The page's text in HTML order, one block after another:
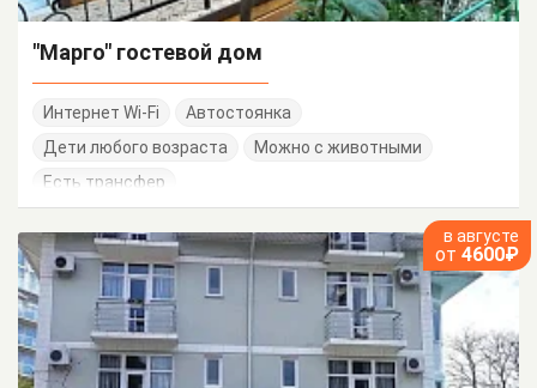
"Марго" гостевой дом
Интернет Wi-Fi
Автостоянка
Дети любого возраста
Можно с животными
Есть трансфер
в августе
от 4600₽